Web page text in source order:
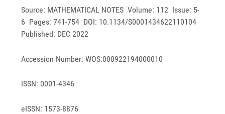
Source: MATHEMATICAL NOTES Volume: 112 Issue: 5-
6 Pages: 741-754 DOI: 10.1134/S0001434622110104
Published: DEC 2022
Accession Number: WOS:000922194000010
ISSN: 0001-4346
eISSN: 1573-8876